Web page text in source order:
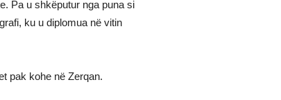
Pa u shkëputur nga puna si
ku u diplomua në vitin
pak kohe në Zerqan.